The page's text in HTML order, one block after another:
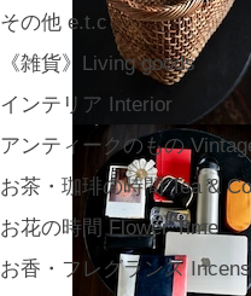
その他 e.t.c
《雑貨》Living goods
インテリア Interior
アンティークのもの
お茶・珈琲の時間 Tea &
お花の時間 Flower Time
お香・フレグランス